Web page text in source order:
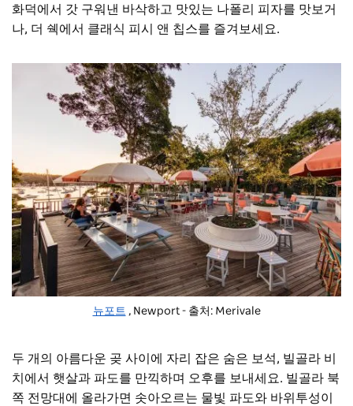
화덕에서 갓 구워낸 바삭하고 맛있는 나폴리 피자를 맛보거
나, 더 쉑에서 클래식 피시 앤 칩스를 즐겨보세요.
뉴포트 , Newport - 출처: Merivale
두 개의 아름다운 곶 사이에 자리 잡은 숨은 보석, 빌골라 비
치에서 햇살과 파도를 만끽하며 오후를 보내세요. 빌골라 북
쪽 전망대에 올라가면 솟아오르는 물빛 파도와 바위투성이